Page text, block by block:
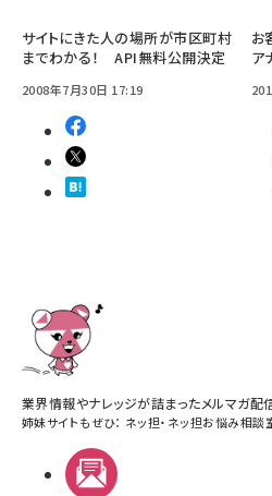
サイトにきた人の場所が市区町村
までわかる！ API無料公開決定
2008年7月30日 17:19
お
ア
業界情報やナレッジが詰まったメルマガ配
姉妹サイトもぜひ： ネッ担・ ネッ担お悩み相談